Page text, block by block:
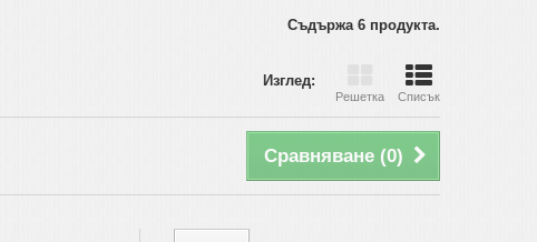
Съдържа 6 продукта.
Изглед:
Решетка Списък
Сравняване (0)